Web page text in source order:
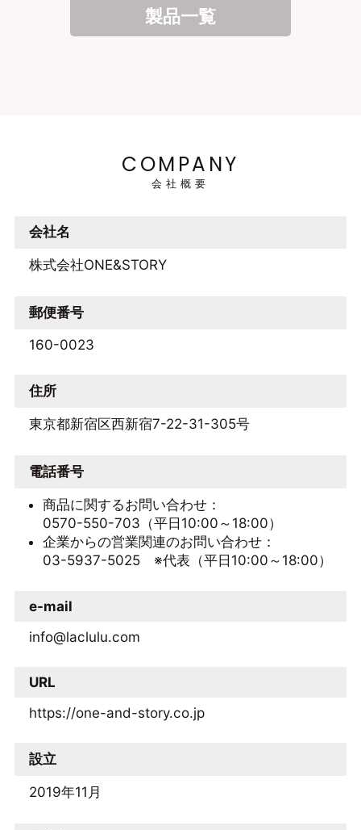
製品一覧
COMPANY
会社概要
会社名
株式会社ONE&STORY
郵便番号
160-0023
住所
東京都新宿区西新宿7-22-31-305号
電話番号
商品に関するお問い合わせ：
0570-550-703（平日10:00～18:00）
企業からの営業関連のお問い合わせ：
03-5937-5025 ※代表（平日10:00～18:00）
e-mail
info@laclulu.com
URL
https://one-and-story.co.jp
設立
2019年11月